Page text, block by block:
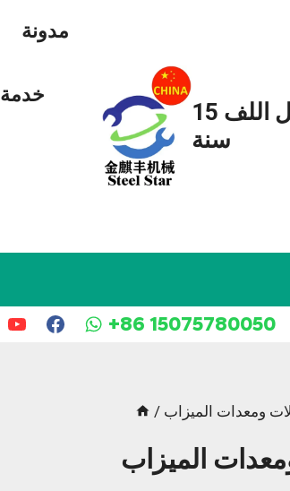
مدونة
خدمة
آلة تشكيل اللف 15
سنة
+86 15075780050
/ آلات ومعدات الميزاب
الميزاب